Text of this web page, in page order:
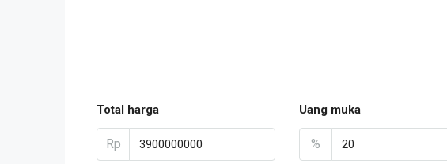
Total harga
Rp
Uang muka
%